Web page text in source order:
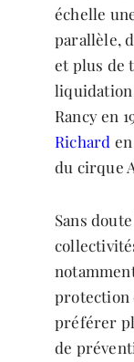
échelle
parallèle,
et plus de
Rancy en
Richard
du cirque
Sans
protection
préférer
de